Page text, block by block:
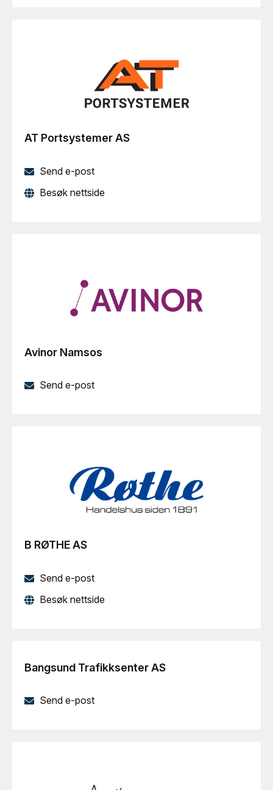
AT Portsystemer AS
Send e-post
Besøk nettside
Avinor Namsos
Send e-post
B RØTHE AS
Send e-post
Besøk nettside
Bangsund Trafikksenter AS
Send e-post